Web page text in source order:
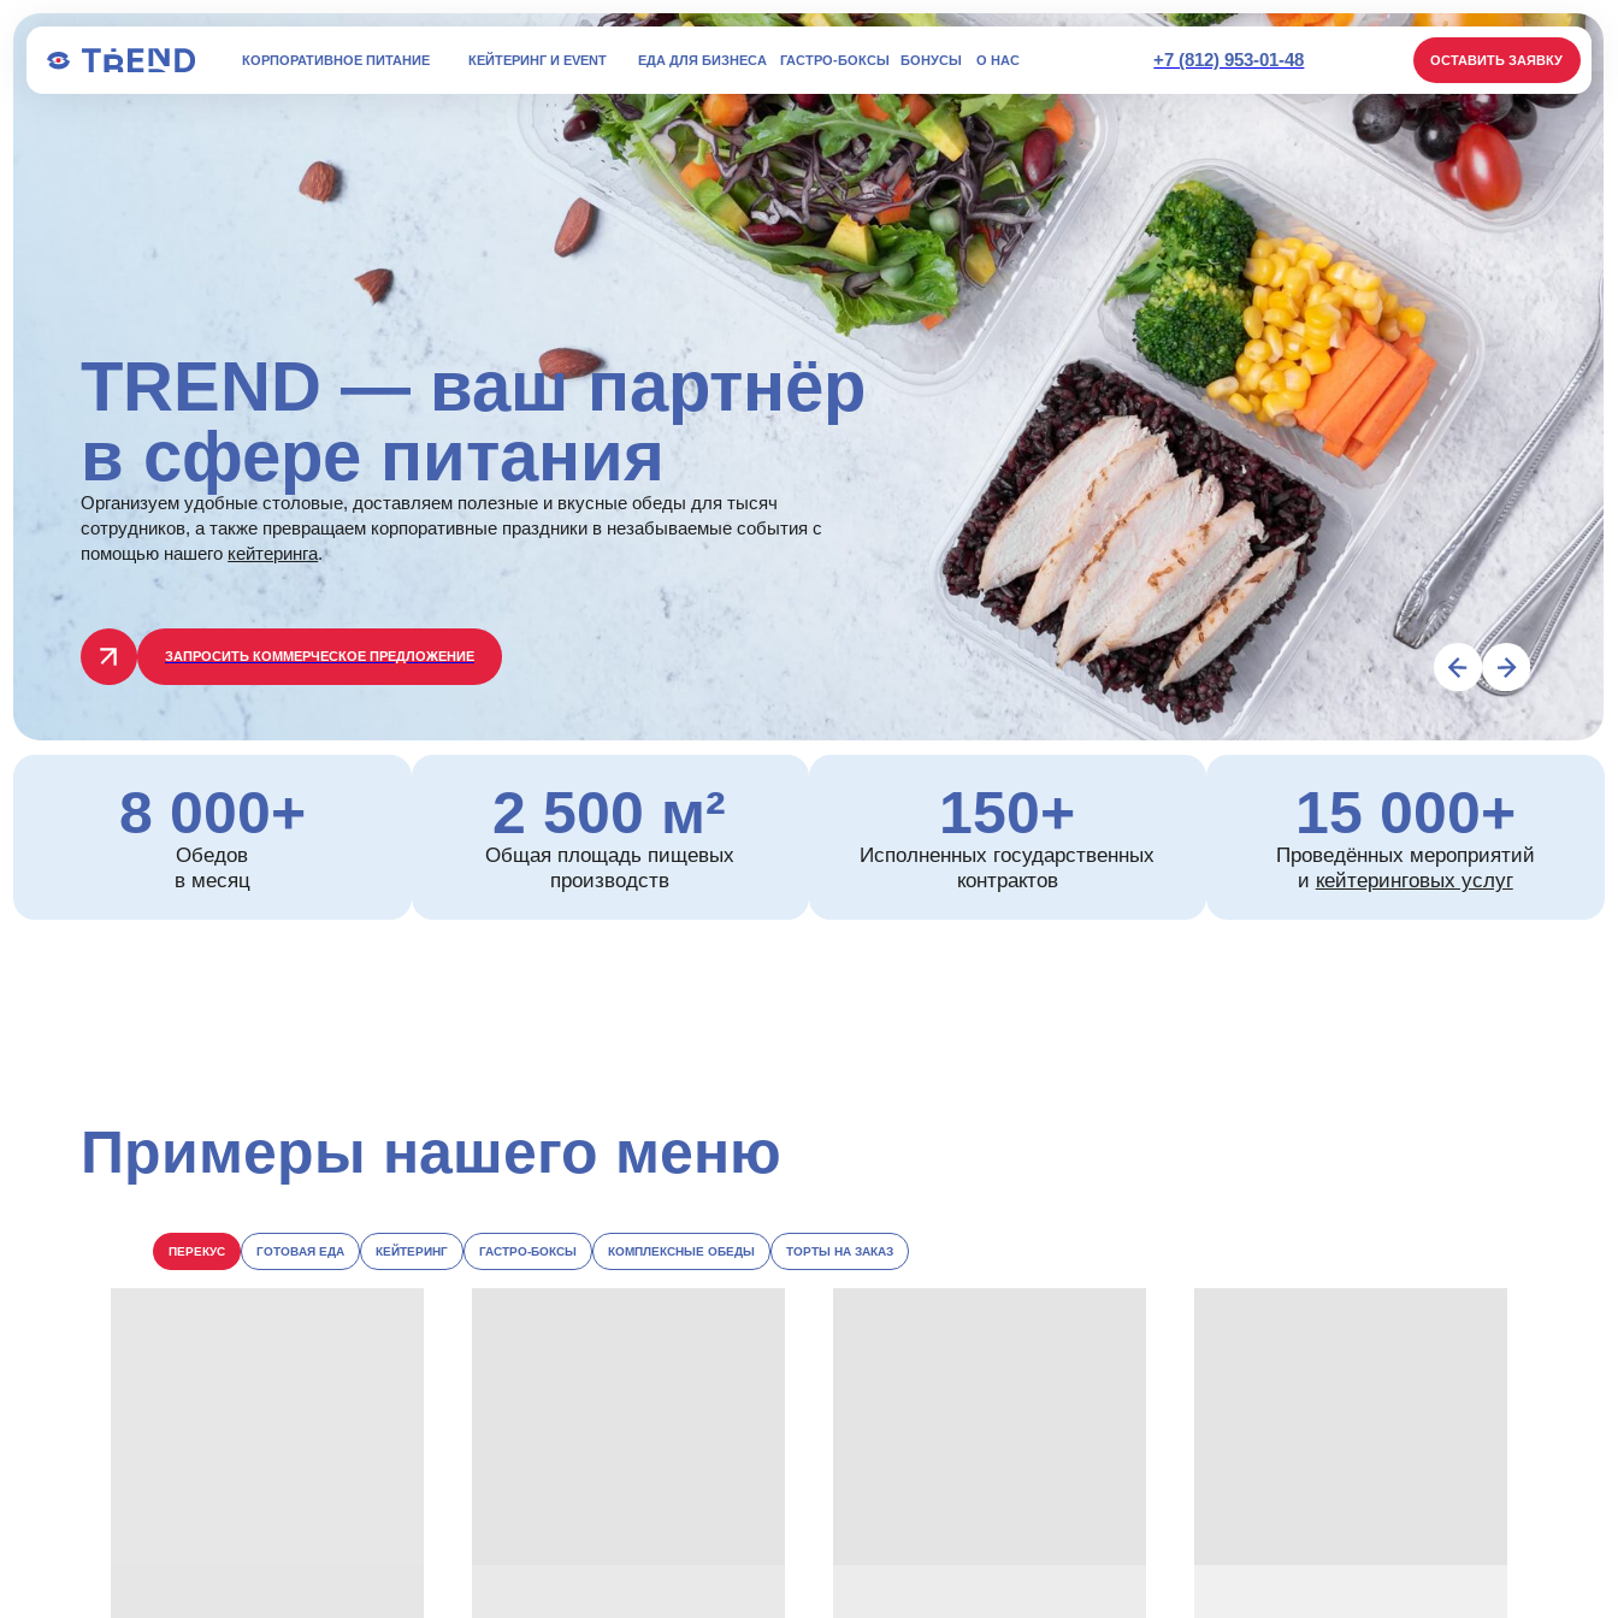
КОРПОРАТИВНОЕ ПИТАНИЕ КЕЙТЕРИНГ И EVENT ЕДА ДЛЯ БИЗНЕСА ГАСТРО-БОКСЫ БОНУСЫ О НАС +7 (812) 953-01-48 ОСТАВИТЬ ЗАЯВКУ
TREND — ваш партнёр
в сфере питания
Организуем удобные столовые, доставляем полезные и вкусные обеды для тысяч
сотрудников, а также превращаем корпоративные праздники в незабываемые события с
помощью нашего
кейтеринга .
ЗАПРОСИТЬ КОММЕРЧЕСКОЕ ПРЕДЛОЖЕНИЕ
8 000+ 2 500 м² 150+
Исполненных государственных
15 000+
Проведённых мероприятий
ПЕРЕКУС ГОТОВАЯ ЕДА КЕЙТЕРИНГ ГАСТРО-БОКСЫ КОМПЛЕКСНЫЕ ОБЕДЫ ТОРТЫ НА ЗАКАЗ